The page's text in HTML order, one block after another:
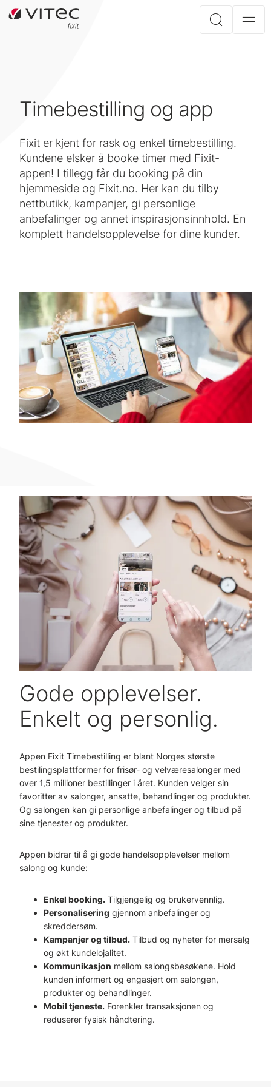
Timebestilling og app
Fixit er kjent for rask og enkel timebestilling.
Kundene elsker å booke timer med Fixit-
appen! I tillegg får du booking på din
hjemmeside og Fixit.no. Her kan du tilby
nettbutikk, kampanjer, gi personlige
anbefalinger og annet inspirasjonsinnhold. En
komplett handelsopplevelse for dine kunder.
Gode opplevelser.
Enkelt og personlig.
Appen Fixit Timebestilling er blant Norges største
bestilingsplattformer for frisør- og velværesalonger med
over 1,5 millioner bestillinger i året. Kunden velger sin
favoritter av salonger, ansatte, behandlinger og produkter.
Og salongen kan gi personlige anbefalinger og tilbud på
sine tjenester og produkter.
Appen bidrar til å gi gode handelsopplevelser mellom
salong og kunde:
Enkel booking. Tilgjengelig og brukervennlig.
Personalisering gjennom anbefalinger og
skreddersøm.
Kampanjer og tilbud. Tilbud og nyheter for mersalg
og økt kundelojalitet.
Kommunikasjon mellom salongsbesøkene. Hold
kunden informert og engasjert om salongen,
produkter og behandlinger.
Mobil tjeneste. Forenkler transaksjonen og
reduserer fysisk håndtering.